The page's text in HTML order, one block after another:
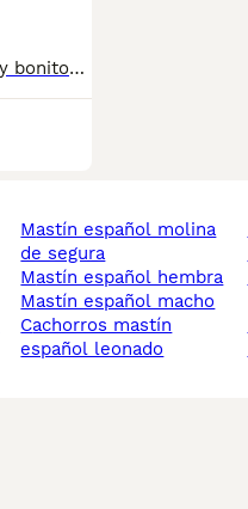
Disponibles estos cachorritos de mastín español, son muy bonitos si estás interesado contacta con nosotros y te atenderemos encantados
mastín español molina
de segura
mastín español hembra
mastín español macho
cachorros mastín
español leonado